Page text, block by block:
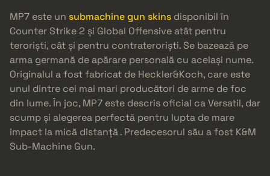
MP7 este un submachine gun skins disponibil în
Counter Strike 2 și Global Offensive atât pentru
teroriști, cât și pentru contrateroriști. Se bazează pe
arma germană de apărare personală cu același nume.
Originalul a fost fabricat de Heckler&Koch, care este
unul dintre cei mai mari producători de arme de foc
din lume. În joc, MP7 este descris oficial ca Versatil, dar
scump și alegerea perfectă pentru lupta de mare
impact la mică distanță . Predecesorul său a fost K&M
Sub-Machine Gun.